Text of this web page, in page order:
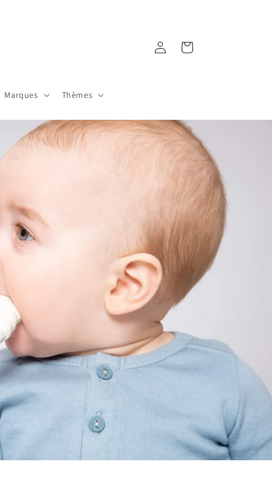
Marques Thèmes
Connexion Panier